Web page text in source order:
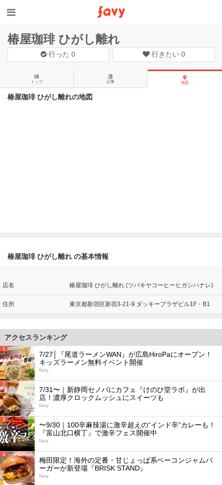
椿屋珈琲 ひがし離れ
行った0 行きたい 0
トップ 記事 地図
椿屋珈琲 ひがし離れの地図
椿屋珈琲 ひがし離れ の基本情報
店名 椿屋珈琲 ひがし離れ (ツバキヤコーヒーヒガシハナレ)
住所 東京都新宿区新宿3-21-9 ダッキープラザビル1F・B1
アクセスランキング
1
7/27│『尾道ラーメンWAN』が広島HiroPaにオープン！
キッズラーメン無料イベント開催
favy
2
7/31〜｜新静岡セノバにカフェ『けのひ堂ラボ』が出
店！濃厚クロックムッシュにスイーツも
favy
3
〜9/30｜100辛麻辣湯に激辛超えの“インド辛”カレーも！
『富山北口横丁』で激辛フェス開催中
favy
4
梅田限定！海外の定番・甘じょっぱ系ベーコンジャムバ
ーガーが新登場『BRISK STAND』
favy